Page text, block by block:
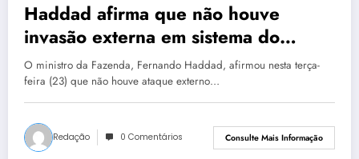
Haddad afirma que não houve
invasão externa em sistema do
Tesouro
O ministro da Fazenda, Fernando Haddad, afirmou nesta terça-
feira (23) que não houve ataque externo…
Redação 0 Comentários Consulte Mais Informação